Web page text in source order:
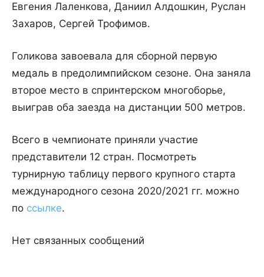
Евгения Лаленкова, Даниил Алдошкин, Руслан
Захаров, Сергей Трофимов.
Голикова завоевала для сборной первую
медаль в предолимпийском сезоне. Она заняла
второе место в спринтерском многоборье,
выиграв оба заезда на дистанции 500 метров.
Всего в чемпионате приняли участие
представители 12 стран. Посмотреть
турнирную таблицу первого крупного старта
международного сезона 2020/2021 гг. можно
по ссылке.
Нет связанных сообщений